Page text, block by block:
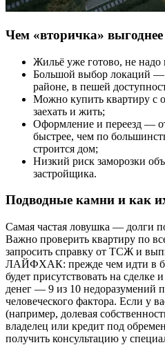
Чем «вторичка» выгоднее
Жильё уже готово, не надо
Большой выбор локаций —
районе, в пешей
Можно купить квартиру с
заехать и жить;
Оформление и переезд —
быстрее, чем по
строится дом;
Низкий риск заморозки
застройщика.
Подводные камни и как
Самая частая ловушка — долги
Важно проверить квартиру по
запросить справку от ТСЖ и
ЛАЙФХАК: прежде чем идти в
будет присутствовать на сделке
денег — 9 из 10 недоразумений
человеческого фактора. Если у
(например, долевая
владелец или кредит под
получить консультацию у